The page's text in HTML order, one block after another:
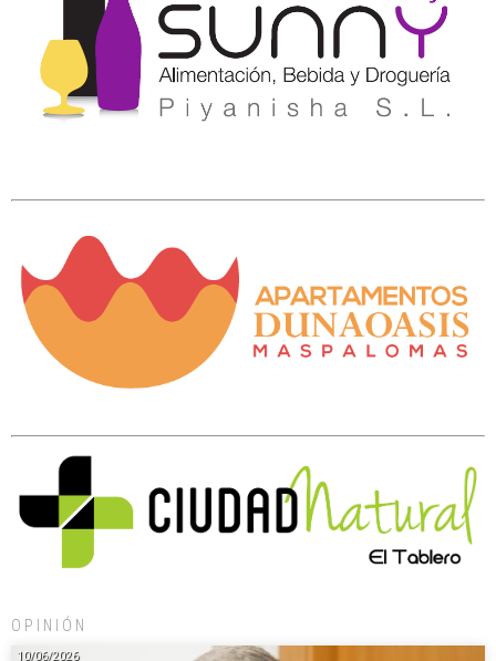
OPINIÓN
10/06/2026